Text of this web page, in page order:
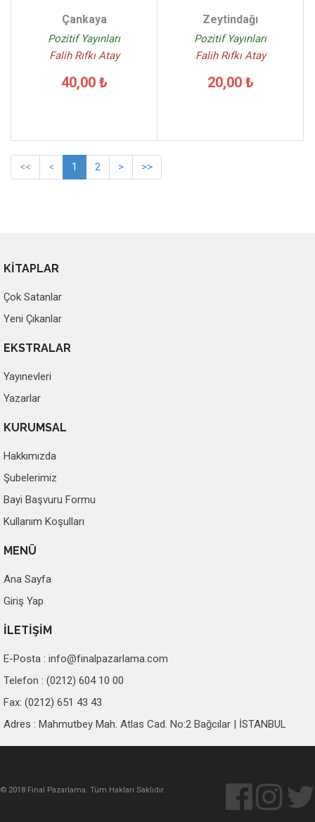
Çankaya
Pozitif Yayınları
Falih Rıfkı Atay
40,00 ₺
Zeytindağı
Pozitif Yayınları
Falih Rıfkı Atay
20,00 ₺
<< < 1 2 > >>
KİTAPLAR
Çok Satanlar
Yeni Çıkanlar
EKSTRALAR
Yayınevleri
Yazarlar
KURUMSAL
Hakkımızda
Şubelerimiz
Bayi Başvuru Formu
Kullanım Koşulları
MENÜ
Ana Sayfa
Giriş Yap
İLETİŞİM
E-Posta : info@finalpazarlama.com
Telefon : (0212) 604 10 00
Fax: (0212) 651 43 43
Adres : Mahmutbey Mah. Atlas Cad. No:2 Bağcılar | İSTANBUL
© 2018 Final Pazarlama. Tüm Hakları Saklıdır.